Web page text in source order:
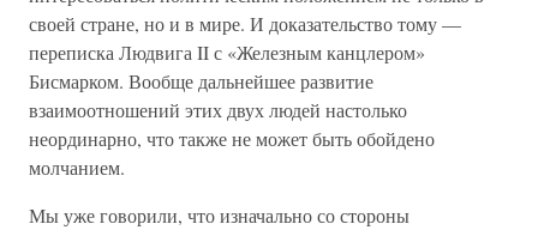
своей стране, но и в мире. И доказательство тому —
переписка Людвига II с «Железным канцлером»
Бисмарком. Вообще дальнейшее развитие
взаимоотношений этих двух людей настолько
неординарно, что также не может быть обойдено
молчанием.
Мы уже говорили, что изначально со стороны